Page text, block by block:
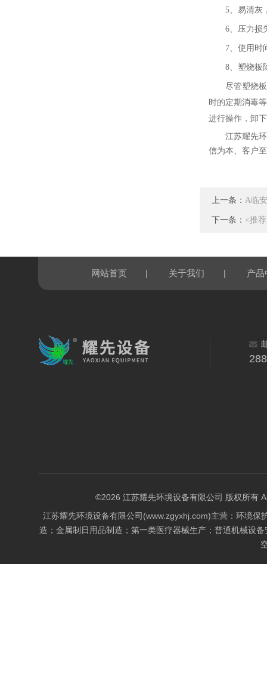
5、易清灰
6、压力损
7、使用时
8、塑烧板
尽管塑烧
时的定期消毒
进行操作，卸
江苏耀先
信为本、客户
上一条： A临
下一条： <推
网站首页 | 关于我们 | 产品
©2026 江苏耀先环境设备有限公司 版权所有
江苏耀先环境设备有限公司(www.zgyxhj.com)主营：环境
造；金属制日用品制造；第一类医疗器械生产；普通机械设